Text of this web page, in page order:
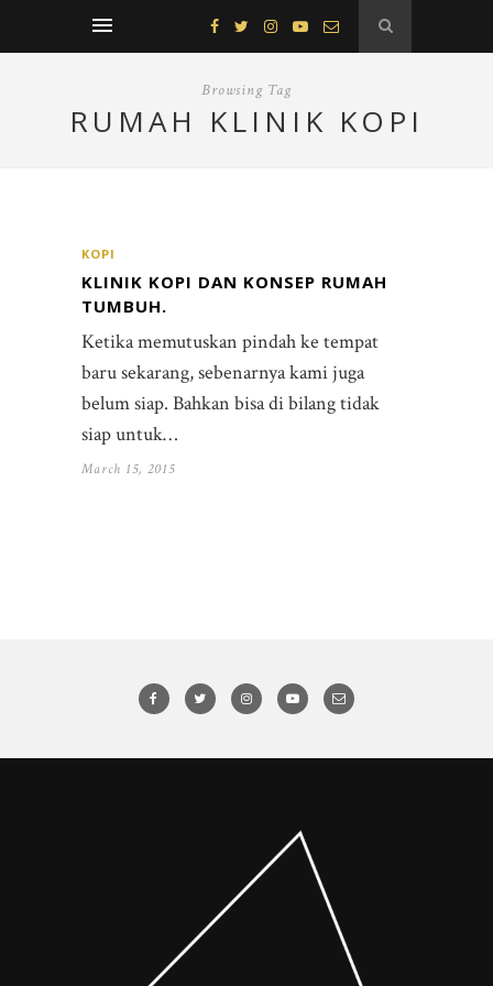
Browsing Tag
RUMAH KLINIK KOPI
KOPI
KLINIK KOPI DAN KONSEP RUMAH
TUMBUH.
Ketika memutuskan pindah ke tempat
baru sekarang, sebenarnya kami juga
belum siap. Bahkan bisa di bilang tidak
siap untuk…
March 15, 2015